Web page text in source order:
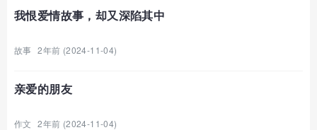
我恨爱情故事，却又深陷其中
故事 2年前 (2024-11-04)
亲爱的朋友
作文 2年前 (2024-11-04)